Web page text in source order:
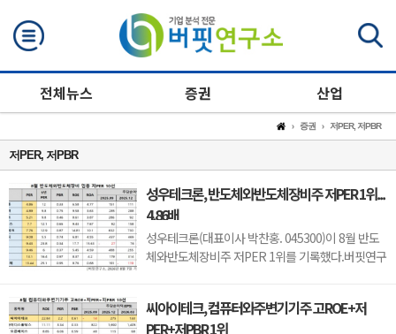
전체뉴스 증권 산업
증권 저PER, 저PBR
저PER, 저PBR
성우테크론, 반도체와반도체장비주 저PER 1위...
4.86배
성우테크론(대표이사 박찬홍. 045300)이 8월 반도
체와반도체장비주 저PER 1위를 기록했다.버핏연구
니트론텍(142210)(4.89), 유니퀘스트(077500)
씨아이테크, 컴퓨터와주변기기주 고ROE+저
PER+저PBR 1위
검색